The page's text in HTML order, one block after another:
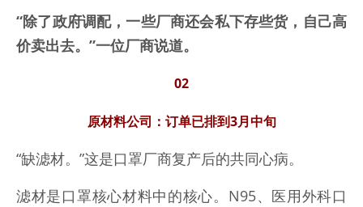
“除了政府调配，一些厂商还会私下存些货，自己高
价卖出去。”一位厂商说道。
02
原材料公司：订单已排到3月中旬
“缺滤材。”这是口罩厂商复产后的共同心病。
滤材是口罩核心材料中的核心。N95、医用外科口